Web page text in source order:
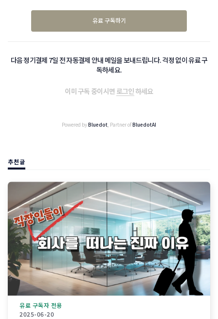
유료 구독하기
다음 정기결제 7일 전 자동결제 안내 메일을 보내드립니다. 걱정 없이 유료 구
독하세요.
이미 구독 중이시면 로그인하세요
Powered byBluedot, Partner ofBluedotAI
추천글
2025-06-20
유료 구독자 전용